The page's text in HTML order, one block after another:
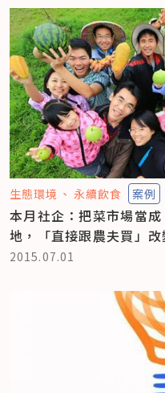
生態環境 永續飲食 案例
本月社企：把菜市場當
地，「直接跟農夫買」改
2015.07.01